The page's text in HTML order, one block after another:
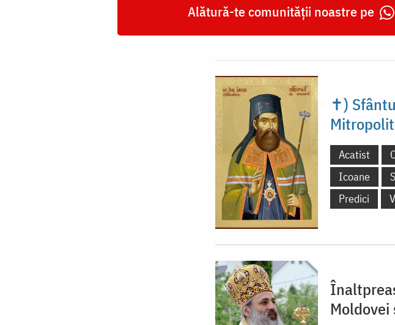
Alătură-te comunității noastre pe
✝)
Acatist
Icoane
Predici
Moldovei